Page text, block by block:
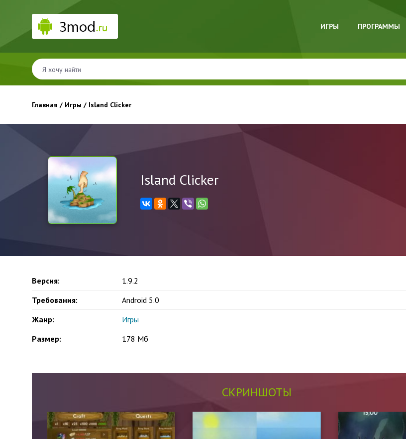
ИГРЫ ПРОГРАММЫ
Главная / Игры / Island Clicker
Island Clicker
Версия:
1.9.2
Требования:
Android 5.0
Жанр:
Игры
Размер:
178 Мб
СКРИНШОТЫ